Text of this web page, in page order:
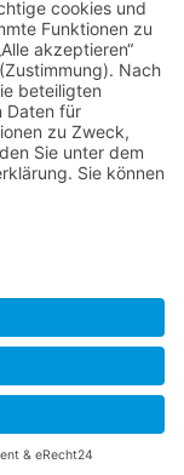
in
Heilpraktikerschule